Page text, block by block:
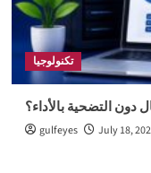
تكنولوجيا
التضحية بالأداء؟
gulfeyes July 18,